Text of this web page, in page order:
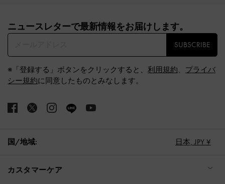
ニュースレターで最新情報をお届けします。​
SUBSCRIBE
※「登録する」ボタンをクリックすると、 利用規約、 プライバ
シー規約に同意したものとみなします。
国/地域: 日本, JPY ¥
カスタマーケア